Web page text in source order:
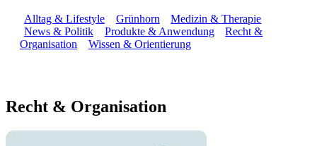
Alltag & Lifestyle Grünhorn
Medizin & Therapie
News & Politik
Produkte & Anwendung
Recht &
Organisation
Wissen & Orientierung
Recht & Organisation